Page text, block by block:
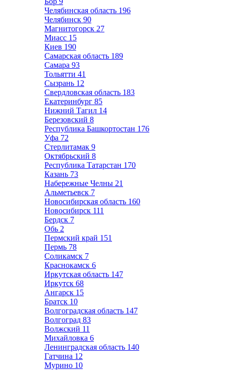
Челябинская область 196
Челябинск 90
Магнитогорск 27
Миасс 15
Киев 190
Самарская область 189
Самара 93
Тольятти 41
Сызрань 12
Свердловская область 183
Екатеринбург 85
Нижний Тагил 14
Березовский 8
Республика Башкортостан 176
Уфа 72
Стерлитамак 9
Октябрьский 8
Республика Татарстан 170
Казань 73
Набережные Челны 21
Альметьевск 7
Новосибирская область 160
Новосибирск 111
Бердск 7
Обь 2
Пермский край 151
Пермь 78
Соликамск 7
Краснокамск 6
Иркутская область 147
Иркутск 68
Ангарск 15
Братск 10
Волгоградская область 147
Волгоград 83
Волжский 11
Михайловка 6
Ленинградская область 140
Гатчина 12
Мурино 10